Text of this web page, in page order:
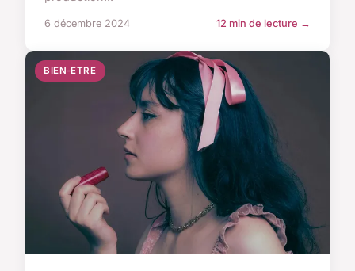
6 décembre 2024 12 min de lecture →
BIEN-ETRE